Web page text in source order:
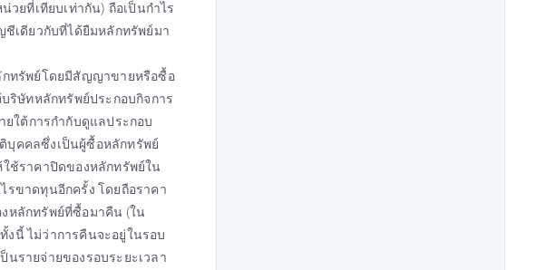
ยที่เทียบเท่ากัน) ถือเป็นกำไร
เดียวกับที่ได้ยืมหลักทรัพย์มา
กทรัพย์โดยมีสัญญาขายหรือซื้อ
ษัทหลักทรัพย์ประกอบกิจการ
ใต้การกำกับดูแลประกอบ
คคลซึ่งเป็นผู้ซื้อหลักทรัพย์
ใช้ราคาปิดของหลักทรัพย์ใน
ขาดทุนอีกครั้ง โดยถือราคา
หลักทรัพย์ที่ซื้อมาคืน (ใน
นี้ ไม่ว่าการคืนจะอยู่ในรอบ
รายจ่ายของรอบระยะเวลา